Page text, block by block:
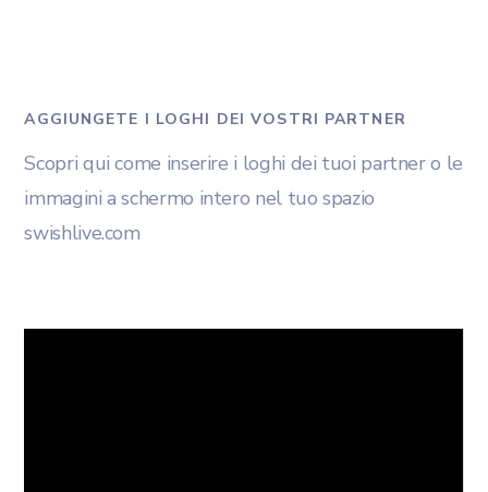
AGGIUNGETE I LOGHI DEI VOSTRI PARTNER
Scopri qui come inserire i loghi dei tuoi partner o le
immagini a schermo intero nel tuo spazio
swishlive.com